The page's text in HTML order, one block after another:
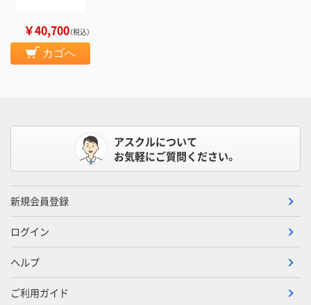
￥40,700（税込）
カゴへ
アスクルについて
お気軽にご質問ください。
新規会員登録
ログイン
ヘルプ
ご利用ガイド